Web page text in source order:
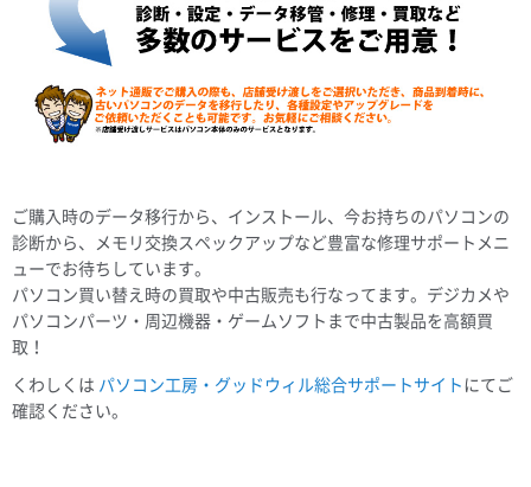
ご購入時のデータ移行から、インストール、今お持ちのパソコンの
診断から、メモリ交換スペックアップなど豊富な修理サポートメニ
ューでお待ちしています。
パソコン買い替え時の買取や中古販売も行なってます。デジカメや
パソコンパーツ・周辺機器・ゲームソフトまで中古製品を高額買
取！
くわしくは パソコン工房・グッドウィル総合サポートサイトにてご
確認ください。